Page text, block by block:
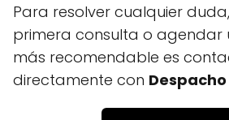
Para resolver cualquier
primera consulta o agendar
más recomendable es
directamente con